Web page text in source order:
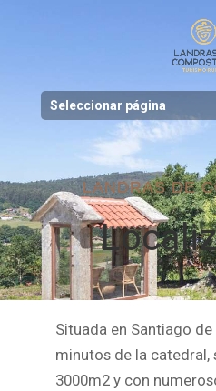
Seleccionar página
LANDRAS DE
Situada en Santiago
minutos de la catedral,
3000m2 y con